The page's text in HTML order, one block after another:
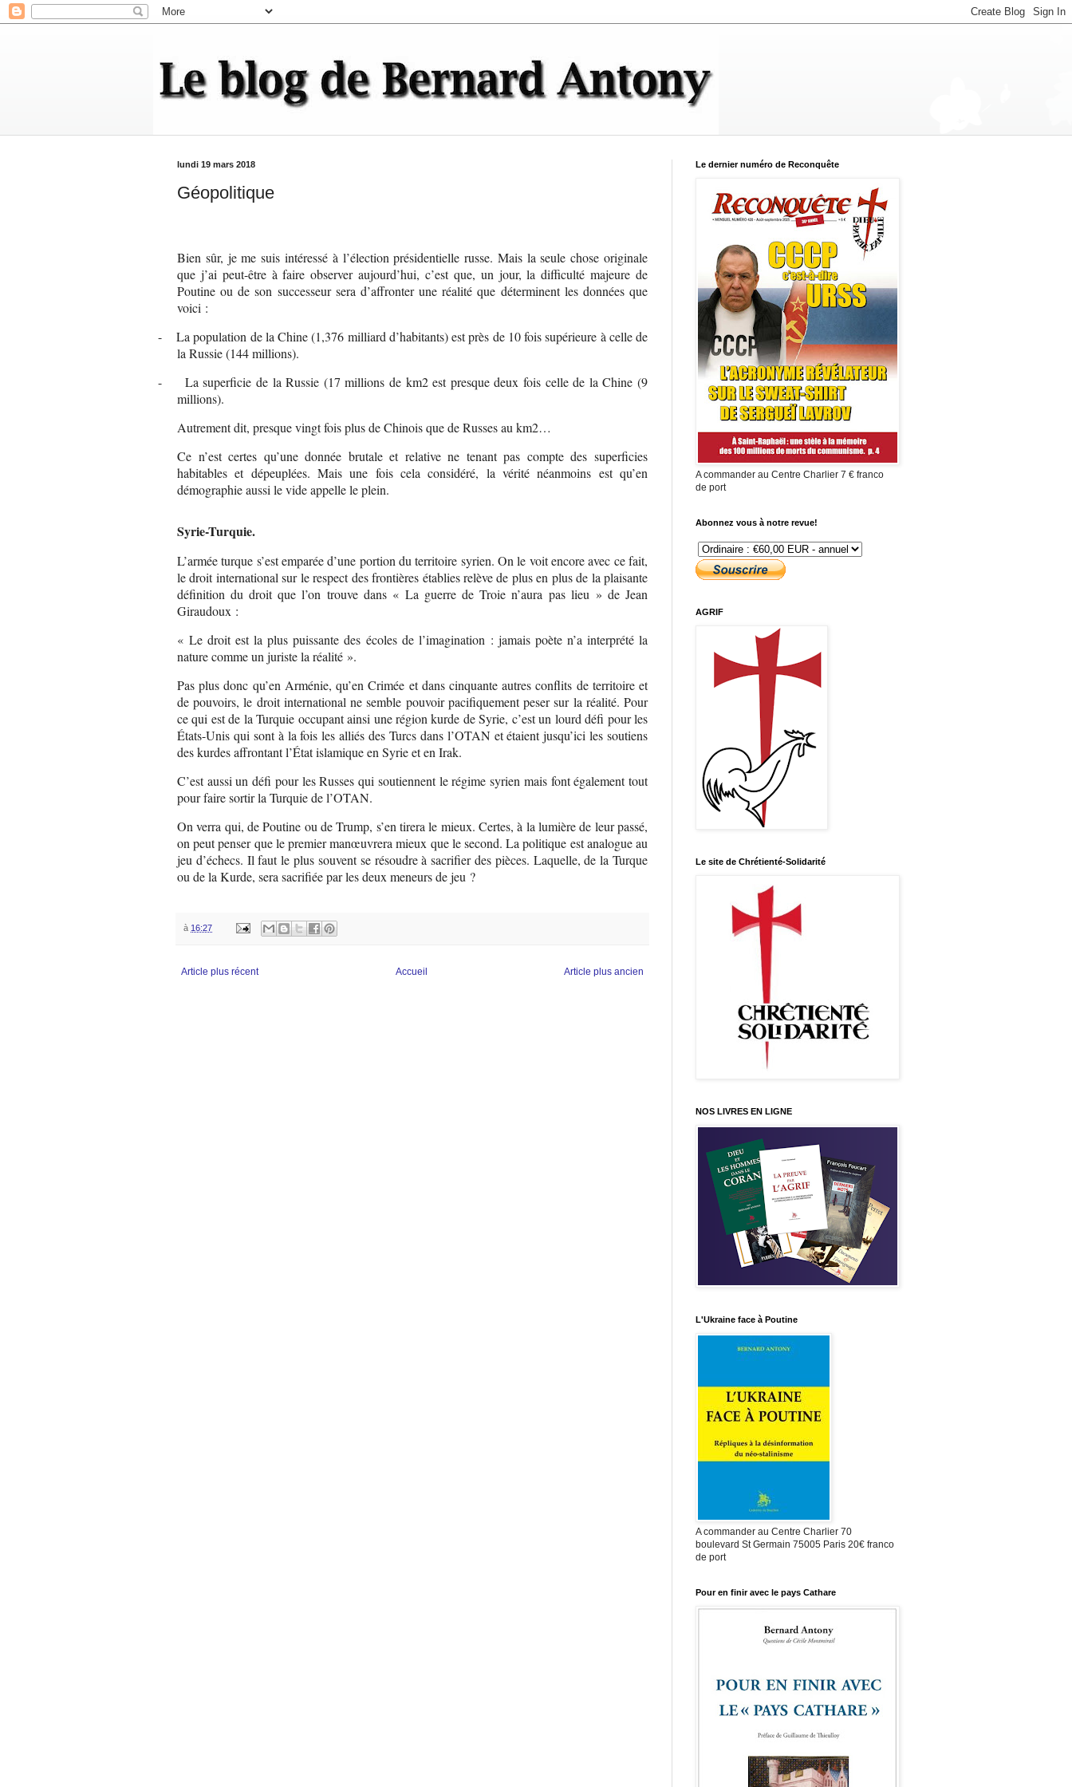
lundi 19 mars 2018
Géopolitique
Bien sûr, je me suis intéressé à l’élection présidentielle russe. Mais la seule chose originale
que j’ai peut-être à faire observer aujourd’hui, c’est que, un jour, la difficulté majeure de
Poutine ou de son successeur sera d’affronter une réalité que déterminent les données que
voici :
-
La population de la Chine (1,376 milliard d’habitants) est près de 10 fois supérieure à celle de
la Russie (144 millions).
-
La superficie de la Russie (17 millions de km2 est presque deux fois celle de la Chine (9
millions).
Autrement dit, presque vingt fois plus de Chinois que de Russes au km2…
Ce n’est certes qu’une donnée brutale et relative ne tenant pas compte des superficies
habitables et dépeuplées. Mais une fois cela considéré, la vérité néanmoins est qu’en
démographie aussi le vide appelle le plein.
Syrie-Turquie.
L’armée turque s’est emparée d’une portion du territoire syrien. On le voit encore avec ce fait,
le droit international sur le respect des frontières établies relève de plus en plus de la plaisante
définition du droit que l’on trouve dans « La guerre de Troie n’aura pas lieu » de Jean
Giraudoux :
« Le droit est la plus puissante des écoles de l’imagination : jamais poète n’a interprété la
nature comme un juriste la réalité ».
Pas plus donc qu’en Arménie, qu’en Crimée et dans cinquante autres conflits de territoire et
de pouvoirs, le droit international ne semble pouvoir pacifiquement peser sur la réalité. Pour
ce qui est de la Turquie occupant ainsi une région kurde de Syrie, c’est un lourd défi pour les
États-Unis qui sont à la fois les alliés des Turcs dans l’OTAN et étaient jusqu’ici les soutiens
des kurdes affrontant l’État islamique en Syrie et en Irak.
C’est aussi un défi pour les Russes qui soutiennent le régime syrien mais font également tout
pour faire sortir la Turquie de l’OTAN.
On verra qui, de Poutine ou de Trump, s’en tirera le mieux. Certes, à la lumière de leur passé,
on peut penser que le premier manœuvrera mieux que le second. La politique est analogue au
jeu d’échecs. Il faut le plus souvent se résoudre à sacrifier des pièces. Laquelle, de la Turque
ou de la Kurde, sera sacrifiée par les deux meneurs de jeu ?
à 16:27
Article plus récent Article plus ancien
Accueil
Le dernier numéro de Reconquête
A commander au Centre Charlier 7 € franco
de port
Abonnez vous à notre revue!
AGRIF
Le site de Chrétienté-Solidarité
NOS LIVRES EN LIGNE
L'Ukraine face à Poutine
A commander au Centre Charlier 70
boulevard St Germain 75005 Paris 20€ franco
de port
Pour en finir avec le pays Cathare